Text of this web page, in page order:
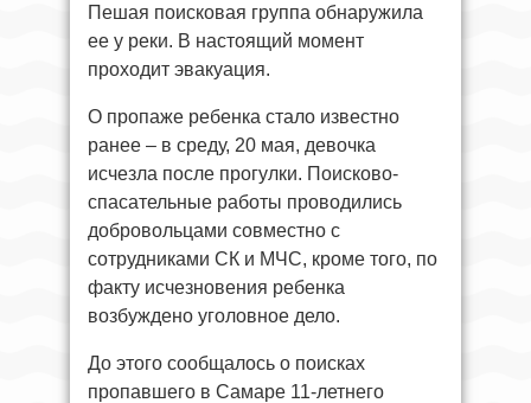
Пешая поисковая группа обнаружила
ее у реки. В настоящий момент
проходит эвакуация.
О пропаже ребенка стало известно
ранее – в среду, 20 мая, девочка
исчезла после прогулки. Поисково-
спасательные работы проводились
добровольцами совместно с
сотрудниками СК и МЧС, кроме того, по
факту исчезновения ребенка
возбуждено уголовное дело.
До этого сообщалось о поисках
пропавшего в Самаре 11-летнего